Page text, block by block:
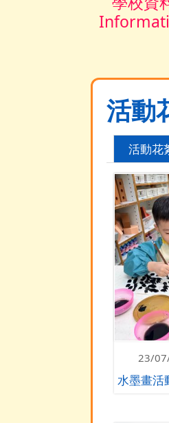
活動
活動花
23/
水墨畫活